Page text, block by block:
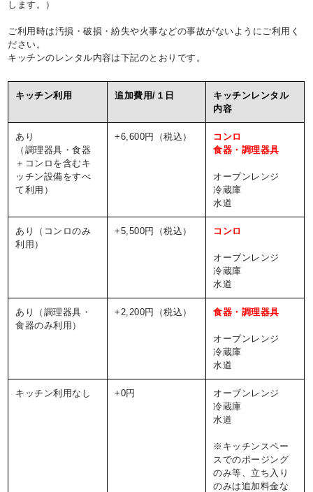
します。）
ご利用時は汚損・破損・紛失や火事などの事故がないようにご利用く
ださい。
キッチンのレンタル内容は下記のとおりです。
キッチン利用 追加費用/１日
キッチンレンタル
内容
あり
（調理器具・食器
＋コンロを含むキ
ッチン設備をすべ
て利用）
+6,600円（税込）
コンロ
食器・調理器具
オーブンレンジ
冷蔵庫
水道
あり（コンロのみ
利用）
+5,500円（税込） コンロ
オーブンレンジ
冷蔵庫
水道
あり（調理器具・
食器のみ利用）
+2,200円（税込） 食器・調理器具
オーブンレンジ
冷蔵庫
水道
キッチン利用なし +0円
オーブンレンジ
冷蔵庫
水道
※キッチンスペー
スでのポージング
のみ等、立ち入り
のみは追加料金な